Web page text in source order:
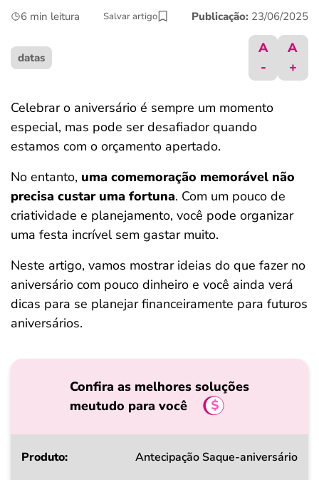
últimas notícias
ferramentas
6 min leitura Salvar artigo Publicação: 23/06/2025
datas
A
-
A
+
Celebrar o aniversário é sempre um momento
especial, mas pode ser desafiador quando
estamos com o orçamento apertado.
No entanto, uma comemoração memorável não
precisa custar uma fortuna. Com um pouco de
criatividade e planejamento, você pode organizar
uma festa incrível sem gastar muito.
Neste artigo, vamos mostrar ideias do que fazer no
aniversário com pouco dinheiro e você ainda verá
dicas para se planejar financeiramente para futuros
aniversários.
Confira as melhores soluções
meutudo para você
Produto
Antecipação Saque-aniversário